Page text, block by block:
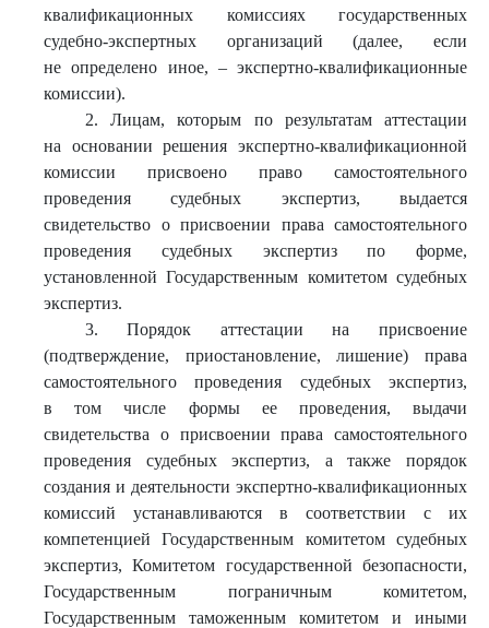
квалификационных комиссиях государственных
судебно-экспертных организаций (далее, если
не определено иное, – экспертно-квалификационные
комиссии).
2. Лицам, которым по результатам аттестации
на основании решения экспертно-квалификационной
комиссии присвоено право самостоятельного
проведения судебных экспертиз, выдается
свидетельство о присвоении права самостоятельного
проведения судебных экспертиз по форме,
установленной Государственным комитетом судебных
экспертиз.
3. Порядок аттестации на присвоение
(подтверждение, приостановление, лишение) права
самостоятельного проведения судебных экспертиз,
в том числе формы ее проведения, выдачи
свидетельства о присвоении права самостоятельного
проведения судебных экспертиз, а также порядок
создания и деятельности экспертно-квалификационных
комиссий устанавливаются в соответствии с их
компетенцией Государственным комитетом судебных
экспертиз, Комитетом государственной безопасности,
Государственным пограничным комитетом,
Государственным таможенным комитетом и иными